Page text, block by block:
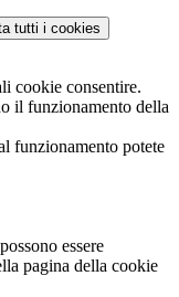
tutti i cookies
cookie consentire.
il funzionamento della
funzionamento potete
essere
pagina della cookie